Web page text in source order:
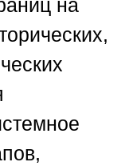
на